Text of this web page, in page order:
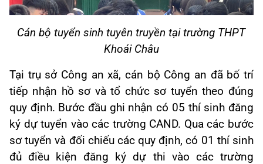
Cán bộ tuyển sinh tuyên truyền tại trường THPT
Khoái Châu
Tại trụ sở Công an xã, cán bộ Công an đã bố trí
tiếp nhận hồ sơ và tổ chức sơ tuyển theo đúng
quy định. Bước đầu ghi nhận có 05 thí sinh đăng
ký dự tuyển vào các trường CAND. Qua các bước
sơ tuyển và đối chiếu các quy định, có 01 thí sinh
đủ điều kiện đăng ký dự thi vào các trường